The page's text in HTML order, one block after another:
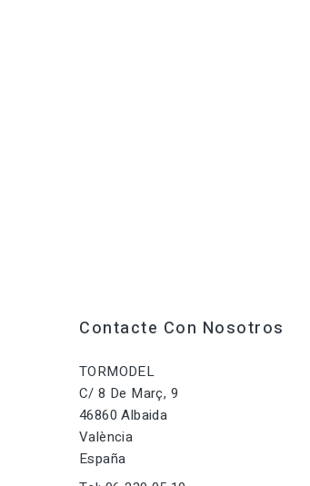
Contacte Con Nosotros
TORMODEL
C/ 8 De Març, 9
46860 Albaida
València
España